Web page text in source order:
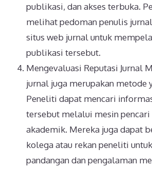
publikasi, dan akses terbuka.
melihat pedoman penulis
situs web jurnal untuk
publikasi tersebut.
Mengevaluasi Reputasi Jurnal
jurnal juga merupakan metode
Peneliti dapat mencari
tersebut melalui mesin pencari
akademik. Mereka juga dapat
kolega atau rekan peneliti
pandangan dan pengalaman